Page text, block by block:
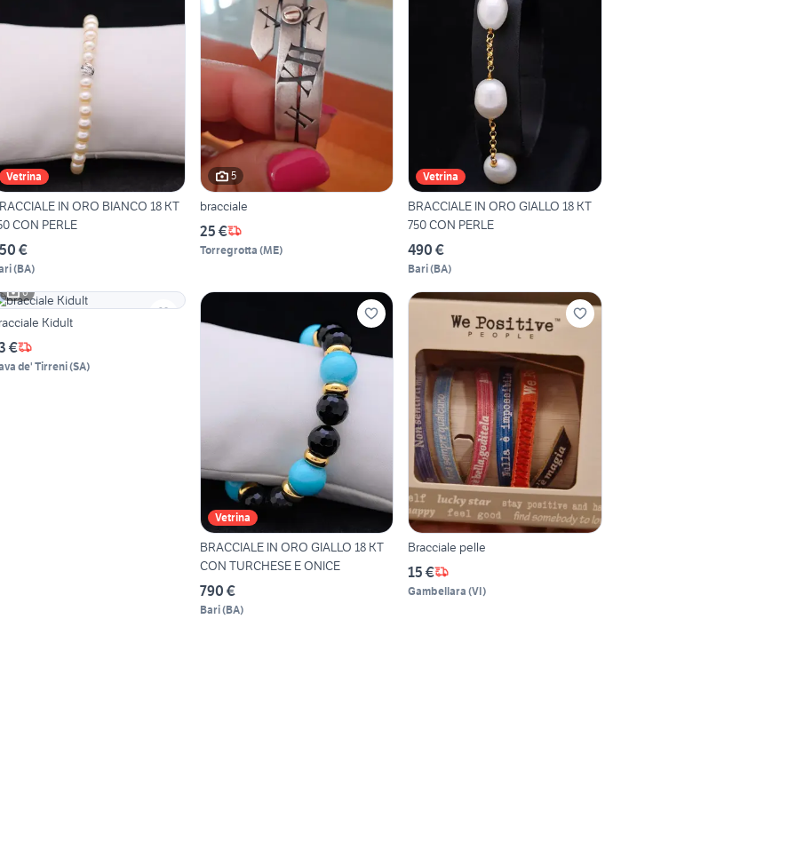
Vetrina
IN ORO BIANCO 18 KT
CON PERLE
€
(BA)
5
bracciale
25 €
Torregrotta (ME)
Vetrina
BRACCIALE IN ORO GIALLO 18 KT
750 CON PERLE
490 €
Bari(BA)
6
Kidult
€
de' Tirreni(SA)
Vetrina
BRACCIALE IN ORO GIALLO 18 KT
CON TURCHESE E ONICE
790 €
Bari(BA)
Bracciale pelle
15 €
Gambellara (VI)